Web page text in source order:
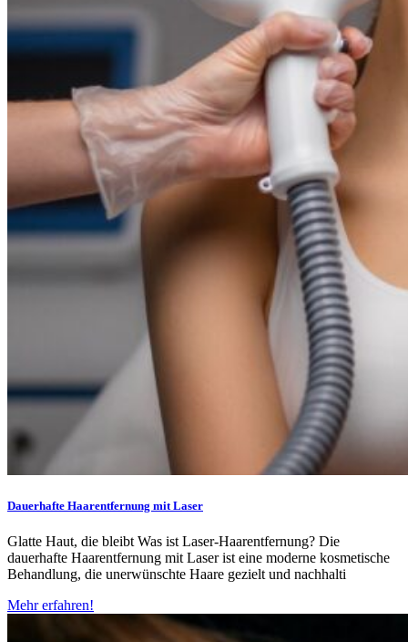
Dauerhafte Haarentfernung mit Laser
Glatte Haut, die bleibt Was ist Laser-Haarentfernung? Die
dauerhafte Haarentfernung mit Laser ist eine moderne kosmetische
Behandlung, die unerwünschte Haare gezielt und nachhalti
Mehr erfahren!